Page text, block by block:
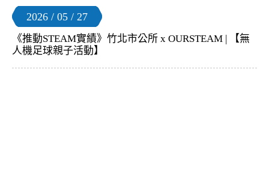
2026 / 05 / 27
《推動STEAM實績》竹北市公所 x OURSTEAM | 【無
人機足球親子活動】